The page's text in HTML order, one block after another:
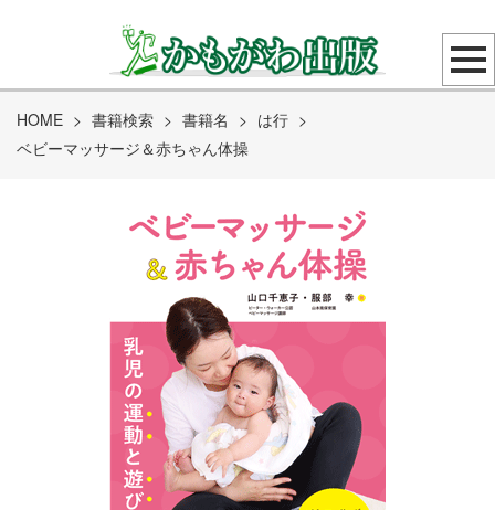
HOME > 書籍検索 > 書籍名 > は行 >
ベビーマッサージ＆赤ちゃん体操